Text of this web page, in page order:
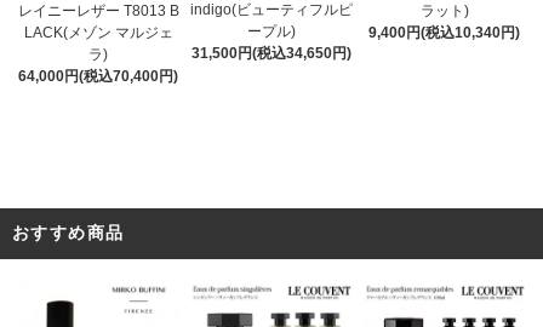
レイニーレザー T8013 B
LACK(メゾン マルジェ
ラ)
64,000円(税込70,400円)
indigo(ビューティフルピ
ープル)
31,500円(税込34,650円)
ラット)
9,400円(税込10,340円)
おすすめ商品